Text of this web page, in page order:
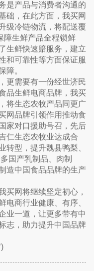
是产品与消费者沟通的
础，在此方面，我买网
级冷链物流，将配送覆
障生鲜产品全程锁鲜
生鲜快速赔服务，建立
和可靠性等方面保证服
障。
更需要有一份经世济民
品生鲜电商品牌，我买
将生态农牧产品同更广
网品牌引领作用推动食
家对口援助号召，先后
仁生态农牧业达成合
转型，提升魏县鸭梨、
国产乳制品、肉制
造中国食品品牌的生产
买网将继续坚定初心，
电商行业健康、有序、
业一道，让更多带有中
志，助力提升中国品牌